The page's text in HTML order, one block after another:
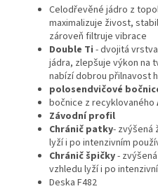
Celodřevěné jádro z
maximalizuje živost,
zároveň filtruje vibrace
Double Ti - dvojitá
jádra, zlepšuje výkon na
nabízí dobrou přilnavost
polosendvičové
bočnice z recyklovaného
Závodní profil
Chránič patky- zvýšená
lyží i po intenzivním
Chránič špičky-
vzhledu lyží i po
Deska F482